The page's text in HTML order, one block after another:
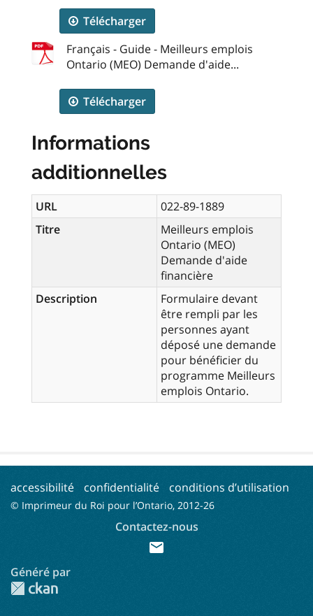
Télécharger
Français - Guide - Meilleurs emplois
Ontario (MEO) Demande d'aide...
Télécharger
Informations
additionnelles
URL
022-89-1889
Titre
Meilleurs emplois
Ontario (MEO)
Demande d'aide
financière
Description
Formulaire devant
être rempli par les
personnes ayant
déposé une demande
pour bénéficier du
programme Meilleurs
emplois Ontario.
accessibilité confidentialité conditions d’utilisation
© Imprimeur du Roi pour l’Ontario, 2012-26
Contactez-nous
mail
Généré par